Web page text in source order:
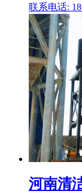
联系电话:
河南清